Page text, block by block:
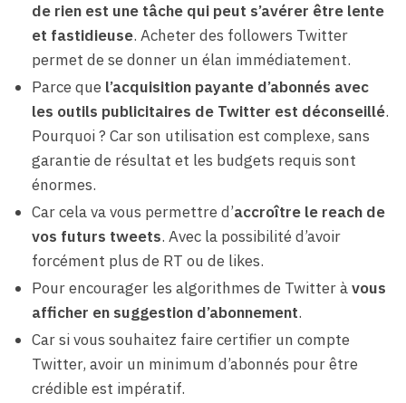
de rien est une tâche qui peut s’avérer être lente
et fastidieuse. Acheter des followers Twitter
permet de se donner un élan immédiatement.
Parce que l’acquisition payante d’abonnés avec
les outils publicitaires de Twitter est déconseillé.
Pourquoi ? Car son utilisation est complexe, sans
garantie de résultat et les budgets requis sont
énormes.
Car cela va vous permettre d’accroître le reach de
vos futurs tweets. Avec la possibilité d’avoir
forcément plus de RT ou de likes.
Pour encourager les algorithmes de Twitter àvous
afficher en suggestion d’abonnement.
Car si vous souhaitez faire certifier un compte
Twitter, avoir un minimum d’abonnés pour être
crédible est impératif.